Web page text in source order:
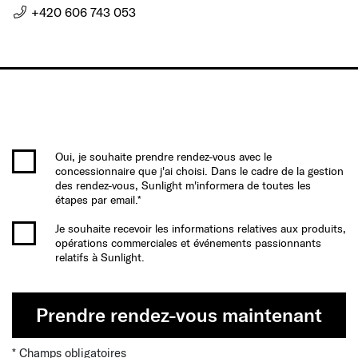
+420 606 743 053
Oui, je souhaite prendre rendez-vous avec le
concessionnaire que j'ai choisi. Dans le cadre de la gestion
des rendez-vous, Sunlight m'informera de toutes les
étapes par email.*
Je souhaite recevoir les informations relatives aux produits,
opérations commerciales et événements passionnants
relatifs à Sunlight.
Prendre rendez-vous maintenant
* Champs obligatoires